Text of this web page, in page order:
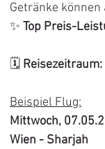
Getränke
✨ Top Preis-
🗓️ Reisezeitraum:
Beispiel Flug:
Mittwoch,